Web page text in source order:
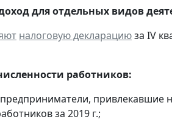
для отдельных видов
налоговую декларациюза IV
работников:
привлекавшие
за 2019 г.;